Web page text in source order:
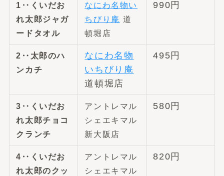
1‥ くいだお
れ太郎ジャガ
ードタオル
なにわ名物い
ちびり庵 道
頓堀店
990円
2‥太郎のハ
ンカチ
なにわ名物
いちびり庵
道頓堀店
495円
3‥くいだお
れ太郎チョコ
クランチ
アントレマル
シェエキマル
新大阪店
580円
4‥くいだお
れ太郎のクッ
アントレマル
シェエキマル
820円